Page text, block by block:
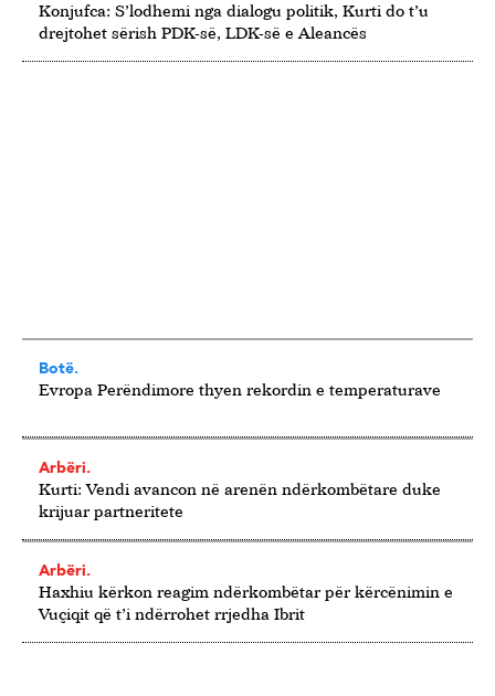
Konjufca: S’lodhemi nga dialogu politik, Kurti do t’u
drejtohet sërish PDK-së, LDK-së e Aleancës
Botë.
Evropa Perëndimore thyen rekordin e temperaturave
Arbëri.
Kurti: Vendi avancon në arenën ndërkombëtare duke
krijuar partneritete
Arbëri.
Haxhiu kërkon reagim ndërkombëtar për kërcënimin e
Vuçiqit që t’i ndërrohet rrjedha Ibrit